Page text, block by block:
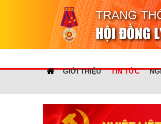
TRANG
HỘI ĐỒNG
GIỚI THIỆU TIN TỨC